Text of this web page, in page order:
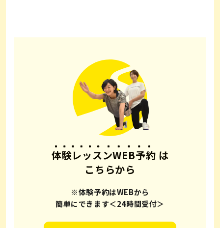
体験レッスンWEB予約 は
こちらから
※体験予約はWEBから
簡単にできます＜24時間受付＞